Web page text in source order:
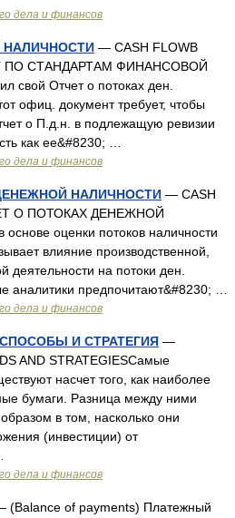
дела и финансов
— CASH FLOWВ
ПО СТАНДАРТАМ ФИНАНСОВОЙ
свой Отчет о потоках ден.
офиц. документ требует, чтобы
о П.д.н. в подлежащую ревизии
как ее&#8230; …
дела и финансов
НАЛИЧНОСТИ — CASH
О ПОТОКАХ ДЕНЕЖНОЙ
оценки потоков наличности
влияние производственной,
деятельности на потоки ден.
аналитики предпочитают&#8230; …
дела и финансов
И СТРАТЕГИЯ —
AND STRATEGIESСамые
насчет того, как наиболее
бумаги. Разница между ними
в том, насколько они
(инвестиции) от
дела и финансов
(Balance of payments) Платежный